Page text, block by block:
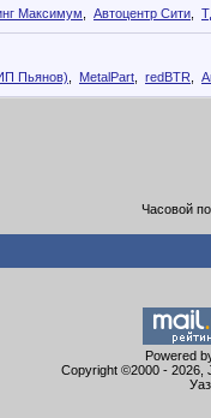
Максимум Автоцентр Сити
Пьянов) MetalPart redBTR
Часовой
Powered
Copyright ©2000 - 2026,